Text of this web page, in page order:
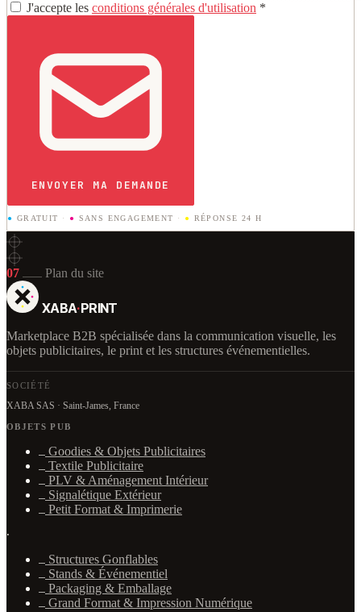
J'accepte les conditions générales d'utilisation *
ENVOYER MA DEMANDE
● GRATUIT · ● SANS ENGAGEMENT · ● RÉPONSE 24 H
07 Plan du site
XABA·PRINT
Marketplace B2B spécialisée dans la communication visuelle, les
objets publicitaires, le print et les structures événementielles.
SOCIÉTÉ
XABA SAS · Saint-James, France
OBJETS PUB
Goodies & Objets Publicitaires
Textile Publicitaire
PLV & Aménagement Intérieur
Signalétique Extérieur
Petit Format & Imprimerie
·
Structures Gonflables
Stands & Événementiel
Packaging & Emballage
Grand Format & Impression Numérique